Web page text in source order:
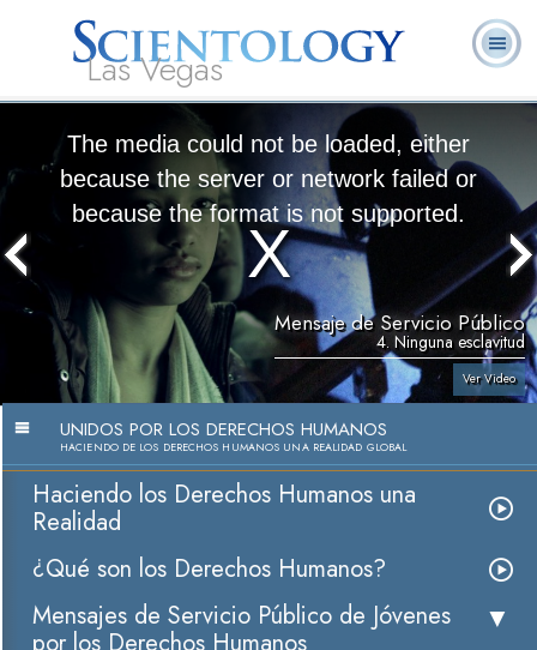
Las Vegas
Scientology?
Ministros
Voluntarios
Preguntas
Frecuentes
The media could not be loaded, either
because the server or network failed or
because the format is not supported.
Mensaje de Servicio Público
4. Ninguna esclavitud
Ver Video
UNIDOS POR LOS DERECHOS HUMANOS
HACIENDO DE LOS DERECHOS HUMANOS UNA REALIDAD GLOBAL
Haciendo los Derechos Humanos una
Realidad
¿Qué son los Derechos Humanos?
Mensajes de Servicio Público de Jóvenes